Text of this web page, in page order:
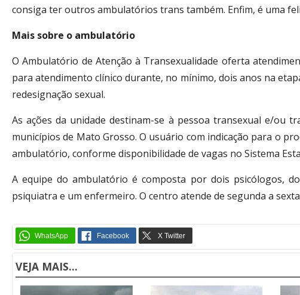
consiga ter outros ambulatórios trans também. Enfim, é uma
Mais sobre o ambulatório
O Ambulatório de Atenção à Transexualidade oferta
para atendimento clínico durante, no mínimo, dois anos na
redesignação sexual.
As ações da unidade destinam-se à pessoa transexual e/ou
municípios de Mato Grosso. O usuário com indicação para o
ambulatório, conforme disponibilidade de vagas no Sistema
A equipe do ambulatório é composta por dois psicólogos,
psiquiatra e um enfermeiro. O centro atende de segunda a
VEJA MAIS...